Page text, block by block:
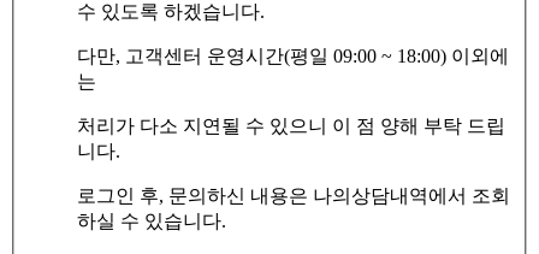
수 있도록 하겠습니다.
다만, 고객센터 운영시간(평일 09:00 ~ 18:00) 이외에
는
처리가 다소 지연될 수 있으니 이 점 양해 부탁 드립
니다.
로그인 후, 문의하신 내용은 나의상담내역에서 조회
하실 수 있습니다.